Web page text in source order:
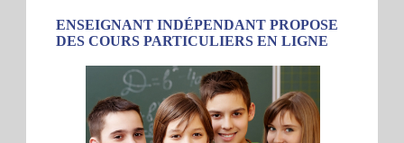
ENSEIGNANT INDÉPENDANT PROPOSE
DES COURS PARTICULIERS EN LIGNE